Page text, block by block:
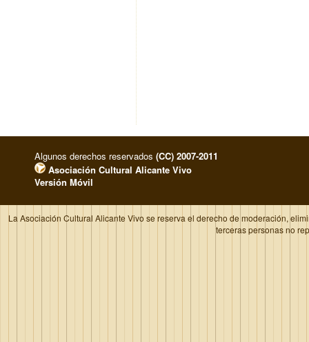
Algunos derechos reservados (CC) 2007-2011
Asociación Cultural Alicante Vivo
Versión Móvil
La Asociación Cultural Alicante Vivo se reserva el derecho de moderación,
terceras personas no